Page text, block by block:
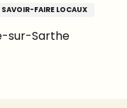
SAVOIR-FAIRE LOCAUX
sur-Sarthe